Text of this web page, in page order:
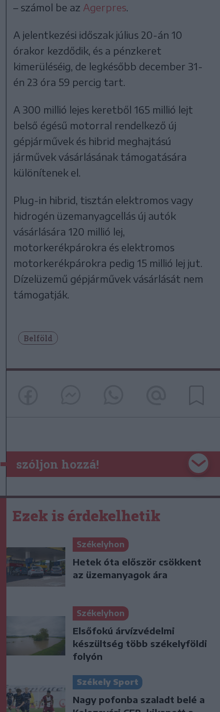
– számol be az Agerpres
A jelentkezési időszak július 20-án 10
órakor kezdődik, és a pénzkeret
kimerüléséig, de legkésőbb december 31-
én 23 óra 59 percig tart.
A 300 millió lejes keretből 165 millió lejt
belső égésű motorral rendelkező új
gépjárművek és hibrid meghajtású
járművek vásárlásának támogatására
különítenek el.
Plug-in hibrid, tisztán elektromos vagy
hidrogén üzemanyagcellás új autók
vásárlására 120 millió lej,
motorkerékpárokra és elektromos
motorkerékpárokra pedig 15 millió lej jut.
Dízelüzemű gépjárművek vásárlását nem
támogatják.
Belföld
szóljon hozzá!
Ezek is érdekelhetik
Székelyhon
Hetek óta először csökkent
az üzemanyagok ára
Székelyhon
Elsőfokú árvízvédelmi
készültség több székelyföldi
folyón
Székely Sport
Nagy pofonba szaladt belé a